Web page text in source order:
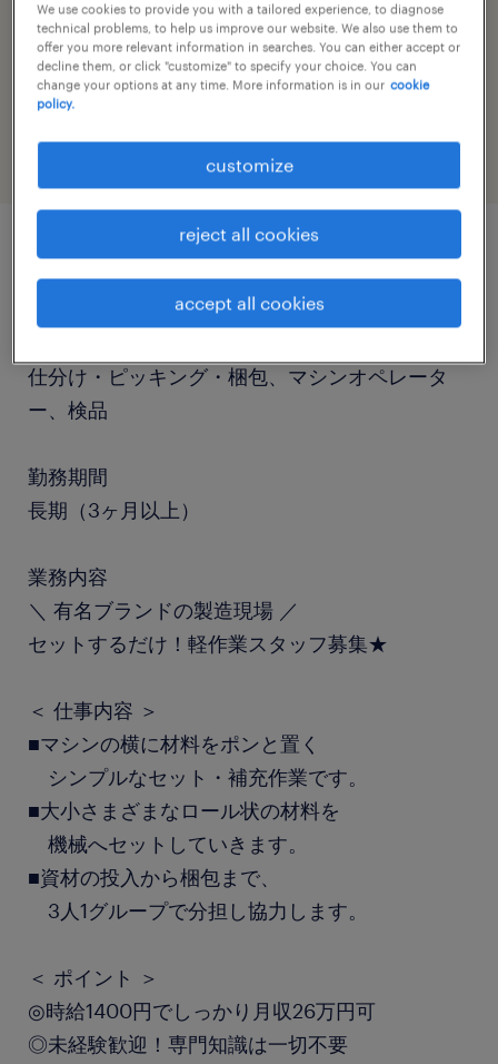
job category
warehousing & distribution
job details
仕分け・ピッキング・梱包、マシンオペレータ
ー、検品
勤務期間
長期（3ヶ月以上）
業務内容
＼ 有名ブランドの製造現場 ／
セットするだけ！軽作業スタッフ募集★
＜ 仕事内容 ＞
■マシンの横に材料をポンと置く
シンプルなセット・補充作業です。
■大小さまざまなロール状の材料を
機械へセットしていきます。
■資材の投入から梱包まで、
3人1グループで分担し協力します。
＜ ポイント ＞
◎時給1400円でしっかり月収26万円可
◎未経験歓迎！専門知識は一切不要
We use cookies to provide you with a tailored experience, to diagnose
technical problems, to help us improve our website. We also use them to
offer you more relevant information in searches. You can either accept or
decline them, or click "customize" to specify your choice. You can
change your options at any time. More information is in our cookie
policy.
customize
reject all cookies
accept all cookies